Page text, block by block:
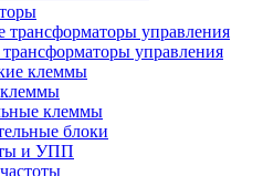
трансформаторы управления
управления
клеммы
клеммы
блоки
и УПП